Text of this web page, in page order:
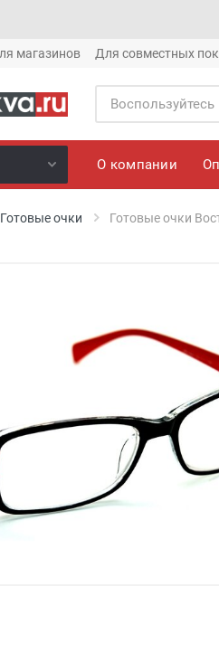
магазинов Для совместных
О компании
Готовые очки Готовые очки